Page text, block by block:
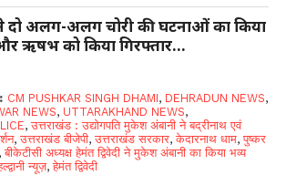
ने दो अलग-अलग चोरी की घटनाओं का किया
ऋषभ को किया गिरफ्तार…
CM PUSHKAR SINGH DHAMI, DEHRADUN NEWS,
NEWS, UTTARAKHAND NEWS,
,उत्तराखंड : उद्योगपति मुकेश अंबानी ने बद्रीनाथ एवं
,उत्तराखंड बीजेपी,उत्तराखंड सरकार,केदारनाथ धाम,पुष्कर
बीकेटीसी अध्यक्ष हेमंत द्विवेदी ने मुकेश अंबानी का किया भव्य
न्यूज़,हेमंत द्विवेदी